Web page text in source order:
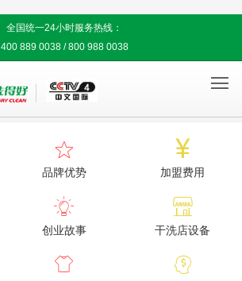
全国统一24小时服务热线：
400 889 0038 / 800 988 0038


品牌优势

加盟费用

创业故事

干洗店设备
 